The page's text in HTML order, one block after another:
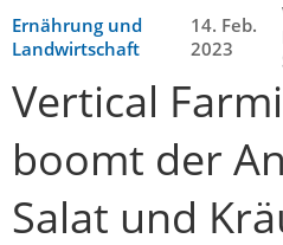
Ernährung und
Landwirtschaft
14. Feb.
2023
Vertical
boomt der
Salat und